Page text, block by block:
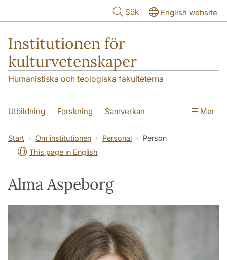
Sök English website
Institutionen för
kulturvetenskaper
Humanistiska och teologiska fakulteterna
Utbildning Forskning Samverkan
Om institutionen Kontakt
Mer
Start Om institutionen Personal
Person
This page in English
Alma Aspeborg